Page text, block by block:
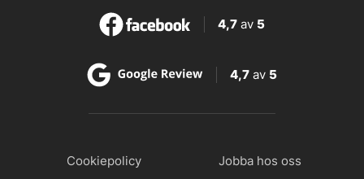
4,7 av 5
4,7 av 5
Cookiepolicy Jobba hos oss